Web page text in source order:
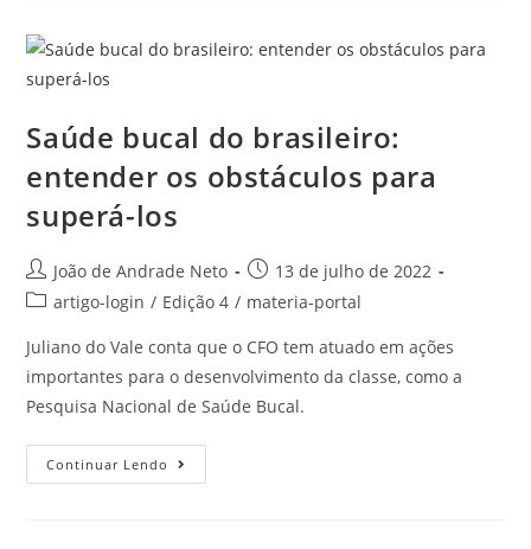
Saúde bucal do brasileiro:
entender os obstáculos para
superá-los
João de Andrade Neto
13 de julho de 2022
artigo-login / Edição 4 / materia-portal
Juliano do Vale conta que o CFO tem atuado em ações
importantes para o desenvolvimento da classe, como a
Pesquisa Nacional de Saúde Bucal.
Continuar Lendo